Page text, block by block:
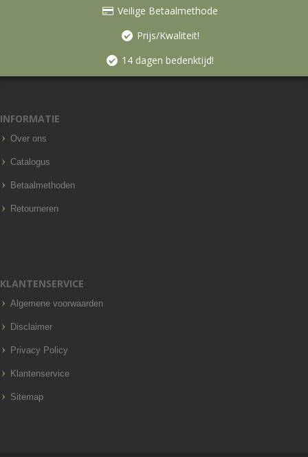
Veilige Betaalmethode
Prijs/Kwaliteit!
14 dagen bedenktijd!
INFORMATIE
Over ons
Catalogus
Betaalmethoden
Retourneren
KLANTENSERVICE
Algemene voorwaarden
Disclaimer
Privacy Policy
Klantenservice
Sitemap